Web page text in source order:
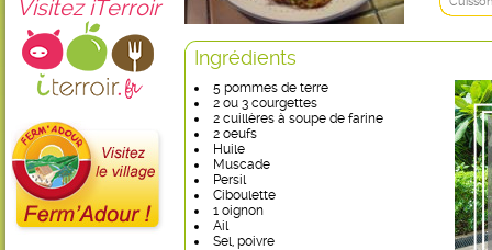
Visitez iTerroir
Ingrédients
5 pommes de terre
2 ou 3 courgettes
2 cuillères à soupe de farine
2 oeufs
Huile
Muscade
Persil
Ciboulette
1 oignon
Ail
Sel, poivre